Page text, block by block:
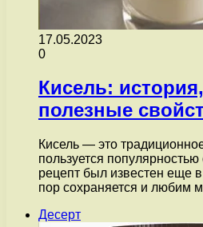
17.05.2023
0
Кисель:
полезные
Кисель — это
пользуется
рецепт был известен еще
пор сохраняется и любим
Десерт